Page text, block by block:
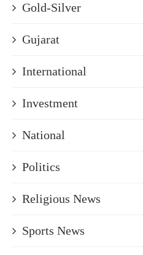
Gold-Silver
Gujarat
International
Investment
National
Politics
Religious News
Sports News